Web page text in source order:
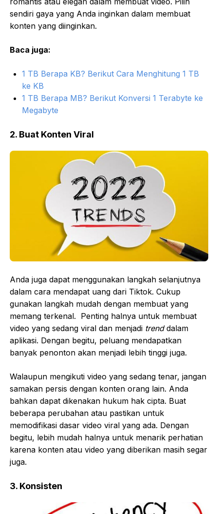
sendiri gaya yang Anda inginkan dalam membuat
konten yang diinginkan.
Baca juga:
1 TB Berapa KB? Berikut Cara Menghitung 1 TB
ke KB
1 TB Berapa MB? Berikut Konversi 1 Terabyte ke
Megabyte
2. Buat Konten Viral
Anda juga dapat menggunakan langkah selanjutnya
dalam cara mendapat uang dari Tiktok. Cukup
gunakan langkah mudah dengan membuat yang
memang terkenal. Penting halnya untuk membuat
video yang sedang viral dan menjadi trenddalam
aplikasi. Dengan begitu, peluang mendapatkan
banyak penonton akan menjadi lebih tinggi juga.
Walaupun mengikuti video yang sedang tenar, jangan
samakan persis dengan konten orang lain. Anda
bahkan dapat dikenakan hukum hak cipta. Buat
beberapa perubahan atau pastikan untuk
memodifikasi dasar video viral yang ada. Dengan
begitu, lebih mudah halnya untuk menarik perhatian
karena konten atau video yang diberikan masih segar
juga.
3. Konsisten